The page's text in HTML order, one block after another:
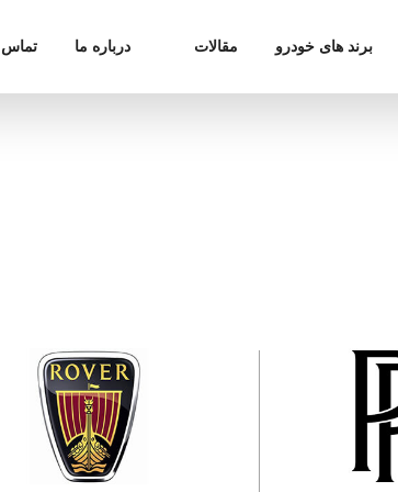
برند های خودرو مقالات درباره ما تماس